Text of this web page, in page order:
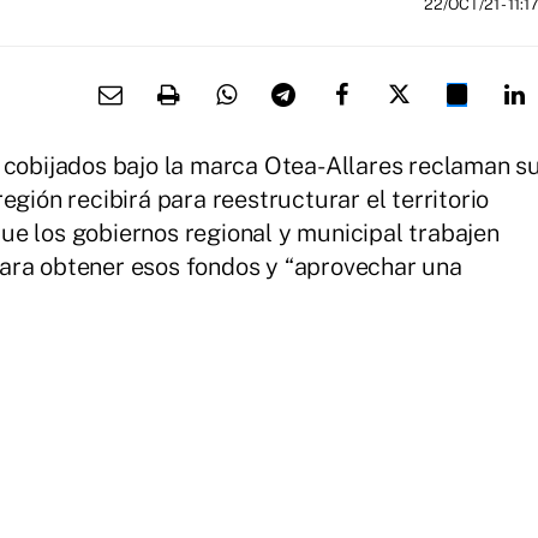
22/OCT/21 - 11:17
bajo la marca Otea-Allares reclaman
recibirá para reestructurar el territorio
los gobiernos regional y municipal trabajen
obtener esos fondos y “aprovechar una